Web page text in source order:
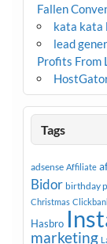
Fallen
kata kata
lead
Profits From
Tags
adsense Affiliate
Bidor birthday
Christmas
Hasbro
marketing